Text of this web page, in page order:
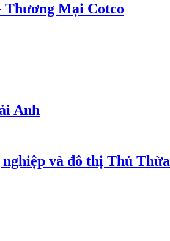
Mại Cotco
Anh
và đô thị Thủ Thừa